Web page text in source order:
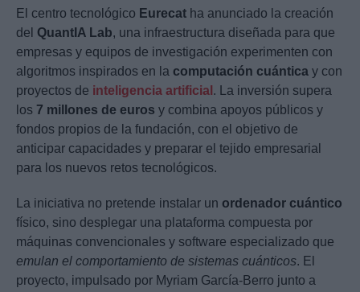
El centro tecnológico Eurecat ha anunciado la creación
del QuantIA Lab, una infraestructura diseñada para que
empresas y equipos de investigación experimenten con
algoritmos inspirados en la computación cuántica y con
proyectos de inteligencia artificial . La inversión supera
los 7 millones de euros y combina apoyos públicos y
fondos propios de la fundación, con el objetivo de
anticipar capacidades y preparar el tejido empresarial
para los nuevos retos tecnológicos.
La iniciativa no pretende instalar un ordenador cuántico
físico, sino desplegar una plataforma compuesta por
máquinas convencionales y software especializado que
emulan el comportamiento de sistemas cuánticos. El
proyecto, impulsado por Myriam García-Berro junto a